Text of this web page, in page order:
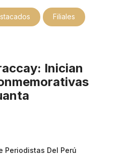
Filiales
Inician
Periodistas Del Perú